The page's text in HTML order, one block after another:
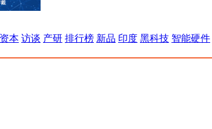
资本 访谈 产研 排行榜 新品 印度 黑科技 智能硬件